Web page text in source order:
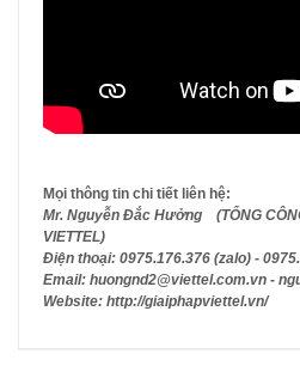
Mọi thông tin chi tiết liên hệ:
Mr. Nguyễn Đắc Hưởng (TỔNG
VIETTEL)
Điện thoại: 0975.176.376 (zalo) -
Email: huongnd2@viettel.com.vn -
Website: http://giaiphapviettel.vn/